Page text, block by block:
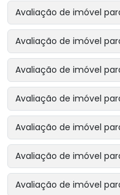
Avaliação de imóvel
Avaliação de imóvel
Avaliação de imóvel
Avaliação de imóvel
Avaliação de imóvel
Avaliação de imóvel
Avaliação de imóvel